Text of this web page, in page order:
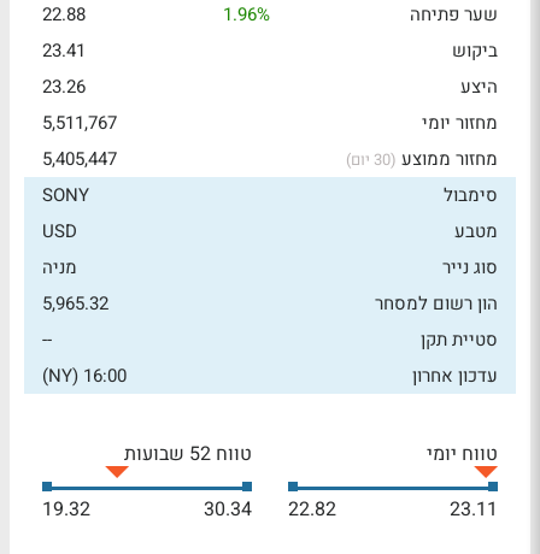
שער פתיחה
1.96%
22.88
ביקוש
23.41
היצע
23.26
מחזור יומי
5,511,767
מחזור ממוצע (30 יום)
5,405,447
סימבול
SONY
מטבע
USD
סוג נייר
מניה
הון רשום למסחר
5,965.32
סטיית תקן
--
עדכון אחרון
16:00 (NY)
טווח יומי
23.11
22.82
טווח 52 שבועות
30.34
19.32